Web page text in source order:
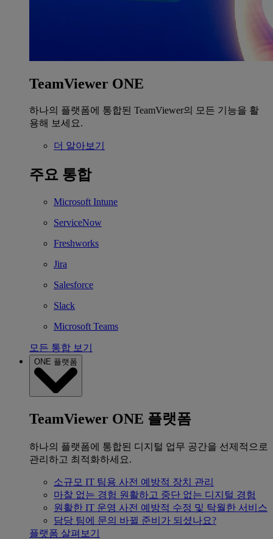
TeamViewer ONE
하나의 플랫폼에 통합된 TeamViewer의 모든 기능을 활
용해 보세요.
더 알아보기
주요 통합
Microsoft Intune
ServiceNow
Freshworks
Jira
Salesforce
Slack
Microsoft Teams
모든 통합 보기
ONE 플랫폼
TeamViewer ONE 플랫폼
하나의 플랫폼에 통합된 디지털 업무 공간을 선제적으로
관리하고 최적화하세요.
소규모 IT 팀용 사전 예방적 장치 관리
마찰 없는 경험 원활하고 중단 없는 디지털 경험
원활한 IT 운영 사전 예방적 수정 및 탁월한 서비스
담당 팀에 문의 바뀔 준비가 되셨나요?
플랫폼 살펴보기